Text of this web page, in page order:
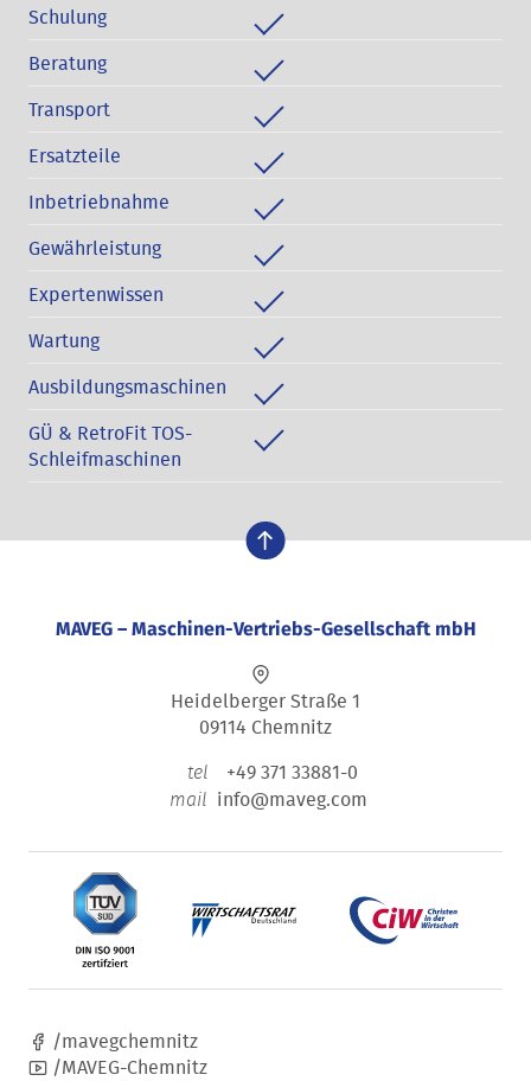
Schulung
Beratung
Transport
Ersatzteile
Inbetriebnahme
Gewährleistung
Expertenwissen
Wartung
Ausbildungsmaschinen
GÜ & RetroFit TOS-
Schleifmaschinen
nach oben
MAVEG – Maschinen-Vertriebs-Gesellschaft mbH
Heidelberger Straße 1
09114 Chemnitz
tel +49 371 33881-0
mail info@maveg.com
/mavegchemnitz
/MAVEG-Chemnitz